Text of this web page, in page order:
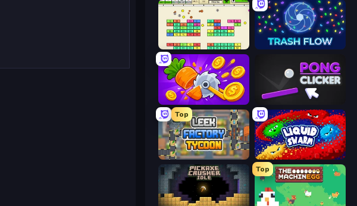
Idle Breakout Trash Flow
Farm Ring Idle Pong Clicker
Top
Leek Factory Tycoon Liquid Swarm
Top